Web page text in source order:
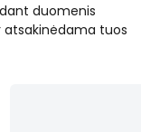
duomenis
atsakinėdama tuos